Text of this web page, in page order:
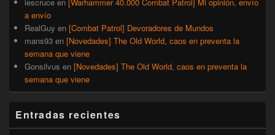
a envío
RealGuy en [Combat Patrol] Devoradores de Mundos
mans93 en [Novedades] The Old World, caos en preventa la
semana que viene
Gonsilvus en [Novedades] The Old World, caos en preventa la
semana que viene
Entradas recientes